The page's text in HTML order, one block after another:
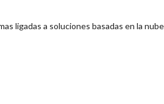
ligadas a soluciones basadas en la nube